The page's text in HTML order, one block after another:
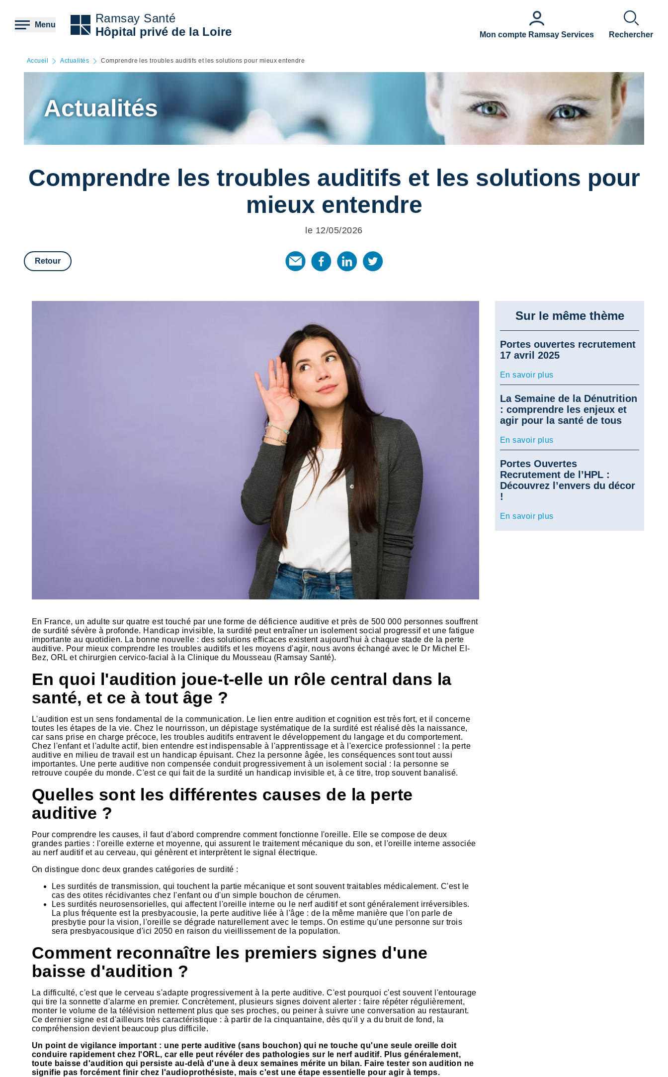
contenu
principal
Menu
Ramsay Santé
Hôpital privé de la Loire
Mon compte Ramsay Services Rechercher
Accueil Actualités Comprendre les troubles auditifs et les solutions pour mieux entendre
Actualités
Comprendre les troubles auditifs et les solutions pour
mieux entendre
le 12/05/2026
Retour
En France, un adulte sur quatre est touché par une forme de déficience auditive et près de 500 000 personnes souffrent
de surdité sévère à profonde. Handicap invisible, la surdité peut entraîner un isolement social progressif et une fatigue
importante au quotidien. La bonne nouvelle : des solutions efficaces existent aujourd'hui à chaque stade de la perte
auditive. Pour mieux comprendre les troubles auditifs et les moyens d'agir, nous avons échangé avec le Dr Michel El-
Bez, ORL et chirurgien cervico-facial à la Clinique du Mousseau (Ramsay Santé).
En quoi l'audition joue-t-elle un rôle central dans la
santé, et ce à tout âge ?
L'audition est un sens fondamental de la communication. Le lien entre audition et cognition est très fort, et il concerne
toutes les étapes de la vie. Chez le nourrisson, un dépistage systématique de la surdité est réalisé dès la naissance,
car sans prise en charge précoce, les troubles auditifs entravent le développement du langage et du comportement.
Chez l'enfant et l'adulte actif, bien entendre est indispensable à l'apprentissage et à l'exercice professionnel : la perte
auditive en milieu de travail est un handicap épuisant. Chez la personne âgée, les conséquences sont tout aussi
importantes. Une perte auditive non compensée conduit progressivement à un isolement social : la personne se
retrouve coupée du monde. C'est ce qui fait de la surdité un handicap invisible et, à ce titre, trop souvent banalisé.
Quelles sont les différentes causes de la perte
auditive ?
Pour comprendre les causes, il faut d'abord comprendre comment fonctionne l'oreille. Elle se compose de deux
grandes parties : l'oreille externe et moyenne, qui assurent le traitement mécanique du son, et l'oreille interne associée
au nerf auditif et au cerveau, qui génèrent et interprètent le signal électrique.
On distingue donc deux grandes catégories de surdité :
Les surdités de transmission, qui touchent la partie mécanique et sont souvent traitables médicalement. C'est le
cas des otites récidivantes chez l'enfant ou d'un simple bouchon de cérumen.
Les surdités neurosensorielles, qui affectent l'oreille interne ou le nerf auditif et sont généralement irréversibles.
La plus fréquente est la presbyacousie, la perte auditive liée à l'âge : de la même manière que l'on parle de
presbytie pour la vision, l'oreille se dégrade naturellement avec le temps. On estime qu'une personne sur trois
sera presbyacousique d'ici 2050 en raison du vieillissement de la population.
Comment reconnaître les premiers signes d'une
baisse d'audition ?
La difficulté, c'est que le cerveau s'adapte progressivement à la perte auditive. C'est pourquoi c'est souvent l'entourage
qui tire la sonnette d'alarme en premier. Concrètement, plusieurs signes doivent alerter : faire répéter régulièrement,
monter le volume de la télévision nettement plus que ses proches, ou peiner à suivre une conversation au restaurant.
Ce dernier signe est d'ailleurs très caractéristique : à partir de la cinquantaine, dès qu'il y a du bruit de fond, la
compréhension devient beaucoup plus difficile.
Un point de vigilance important : une perte auditive (sans bouchon) qui ne touche qu'une seule oreille doit
conduire rapidement chez l'ORL, car elle peut révéler des pathologies sur le nerf auditif. Plus généralement,
toute baisse d'audition qui persiste au-delà d'une à deux semaines mérite un bilan. Faire tester son audition ne
signifie pas forcément finir chez l'audioprothésiste, mais c'est une étape essentielle pour agir à temps.
Sur le même thème
Portes ouvertes recrutement
17 avril 2025
En savoir plus
La Semaine de la Dénutrition
: comprendre les enjeux et
agir pour la santé de tous
En savoir plus
Portes Ouvertes
Recrutement de l’HPL :
Découvrez l’envers du décor
!
En savoir plus